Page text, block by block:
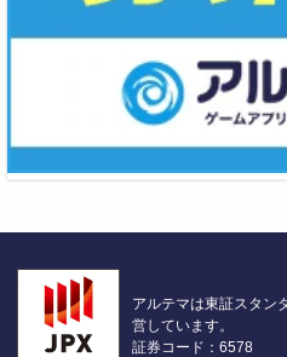
アルテマは東証スタン
営しています。
証券コード：6578